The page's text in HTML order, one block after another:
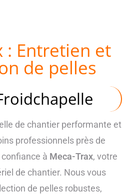
: Entretien et
de pelles
de chantier performante et
professionnels près de
à Meca-Trax, votre
de chantier. Nous vous
de pelles robustes,